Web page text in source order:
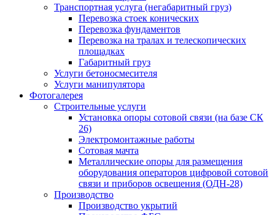
Транспортная услуга (негабаритный груз)
Перевозка стоек конических
Перевозка фундаментов
Перевозка на тралах и телескопических
площадках
Габаритный груз
Услуги бетоносмесителя
Услуги манипулятора
Фотогалерея
Строительные услуги
Установка опоры сотовой связи (на базе СК
26)
Электромонтажные работы
Сотовая мачта
Металлические опоры для размещения
оборудования операторов цифровой сотовой
связи и приборов освещения (ОДН-28)
Производство
Производство укрытий